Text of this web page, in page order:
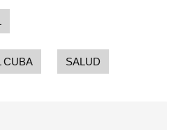
CUBA SALUD